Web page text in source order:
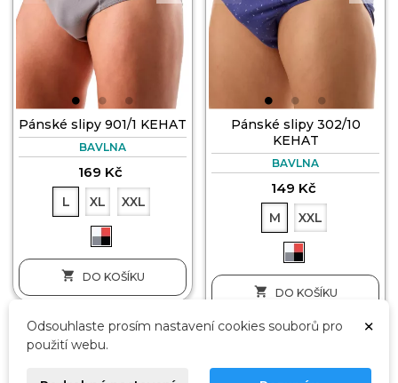
Pánské slipy 901/1 KEHAT
BAVLNA
169 Kč
L XL XXL
 DO KOŠÍKU
Pánské slipy 302/10
KEHAT
BAVLNA
149 Kč
M XXL
 DO KOŠÍKU
×
Odsouhlaste prosím nastavení cookies souborů pro
použití webu.